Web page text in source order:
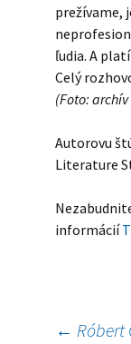
prežívame,
ľudia. A
Celý
(Foto: archív
Autorovu
Literature
informácií
← Róbert